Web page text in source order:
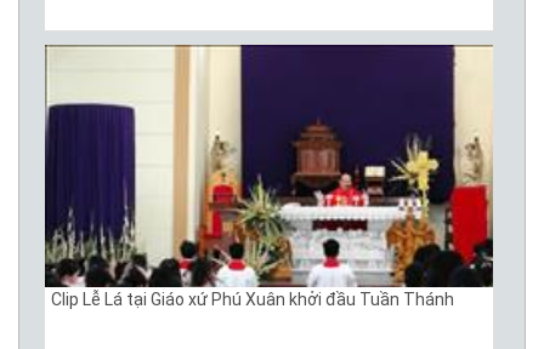
Clip Lễ Lá tại Giáo xứ Phú Xuân khởi đầu Tuần Thánh